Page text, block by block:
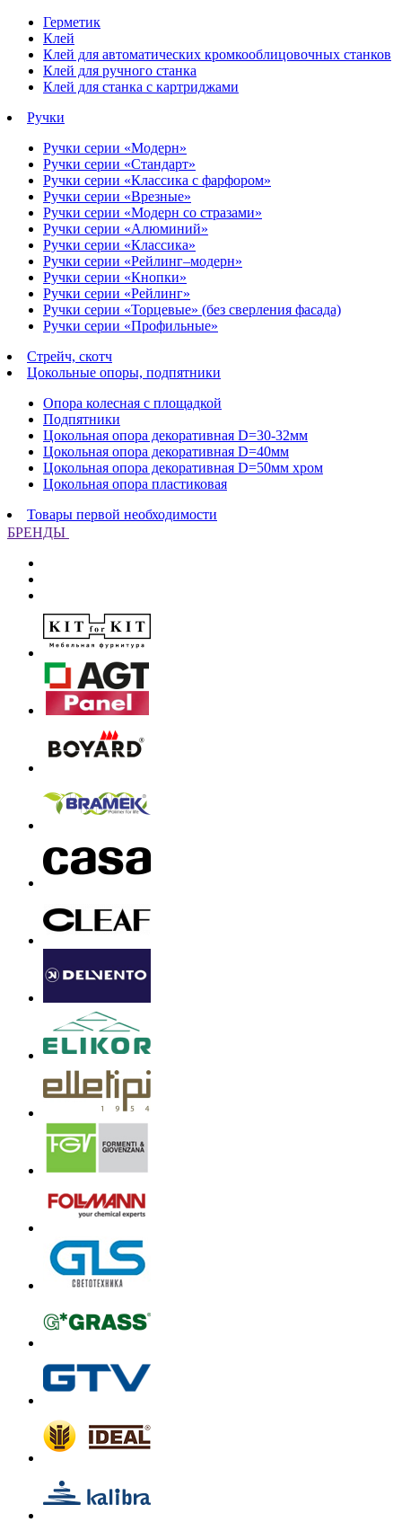
Герметик
Клей
Клей для автоматических кромкооблицовочных станков
Клей для ручного станка
Клей для станка с картриджами
Ручки
Ручки серии «Модерн»
Ручки серии «Стандарт»
Ручки серии «Классика с фарфором»
Ручки серии «Врезные»
Ручки серии «Модерн со стразами»
Ручки серии «Алюминий»
Ручки серии «Классика»
Ручки серии «Рейлинг–модерн»
Ручки серии «Кнопки»
Ручки серии «Рейлинг»
Ручки серии «Торцевые» (без сверления фасада)
Ручки серии «Профильные»
Стрейч, скотч
Цокольные опоры, подпятники
Опора колесная с площадкой
Подпятники
Цокольная опора декоративная D=30-32мм
Цокольная опора декоративная D=40мм
Цокольная опора декоративная D=50мм хром
Цокольная опора пластиковая
Товары первой необходимости
БРЕНДЫ